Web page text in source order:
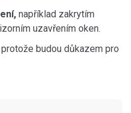
například zakrytím
uzavřením oken.
budou důkazem pro